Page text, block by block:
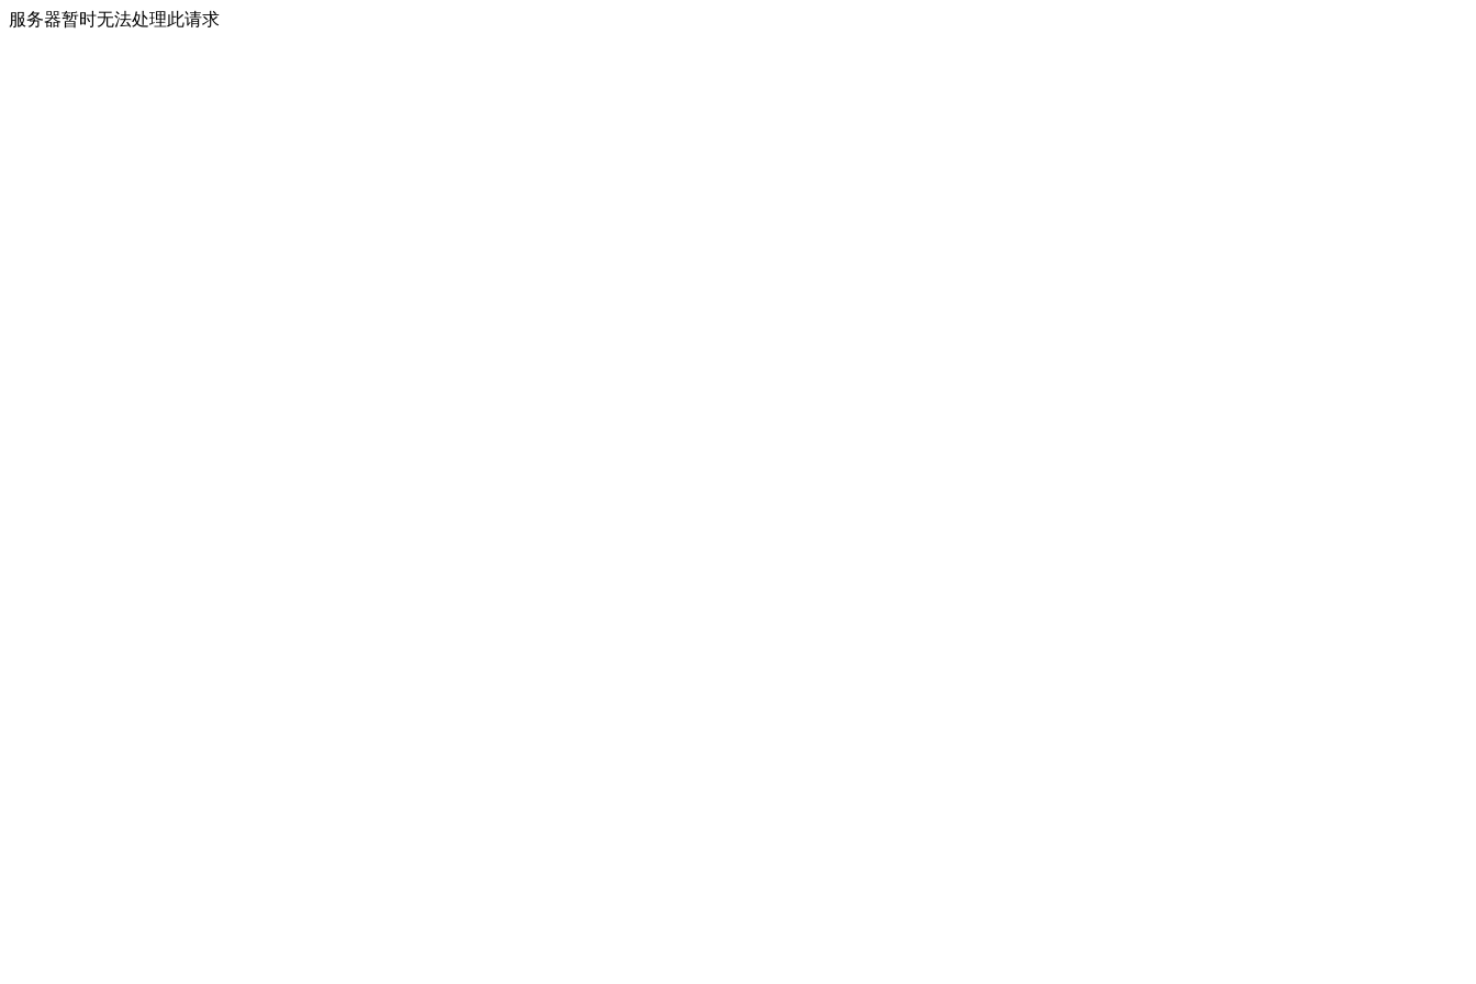
服务器暂时无法处理此请求